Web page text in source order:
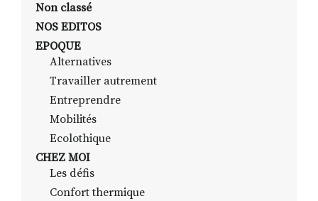
ROSÉE DE MAI
RECHERCHER
Non classé
NOS EDITOS
EPOQUE
Alternatives
Travailler autrement
Entreprendre
Mobilités
Ecolothique
CHEZ MOI
Les défis
Confort thermique